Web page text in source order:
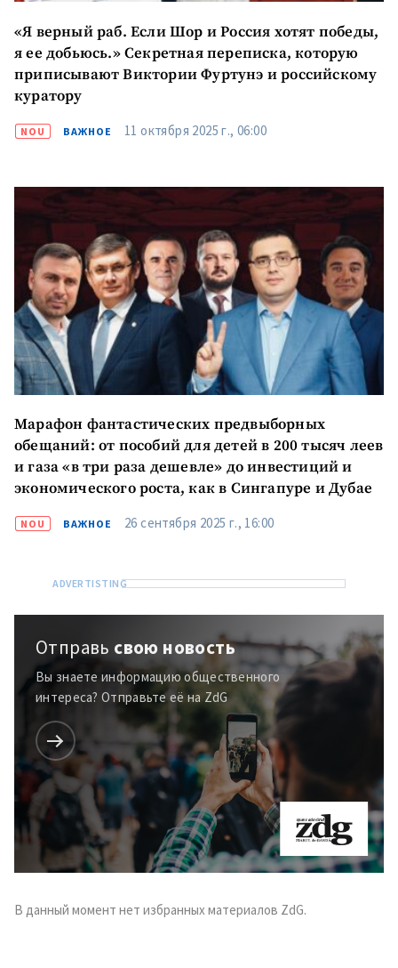
«Я верный раб. Если Шор и Россия хотят победы,
я ее добьюсь.» Секретная переписка, которую
приписывают Виктории Фуртунэ и российскому
куратору
NOU ВАЖНОЕ 11 октября 2025 г., 06:00
Марафон фантастических предвыборных
обещаний: от пособий для детей в 200 тысяч леев
и газа «в три раза дешевле» до инвестиций и
экономического роста, как в Сингапуре и Дубае
NOU ВАЖНОЕ 26 сентября 2025 г., 16:00
Отправь свою новость
Вы знаете информацию общественного
интереса? Отправьте её на ZdG
В данный момент нет избранных материалов ZdG.